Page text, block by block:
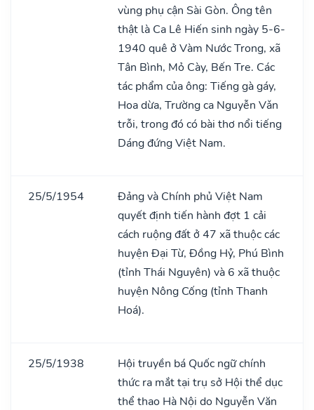
vùng phụ cận Sài Gòn. Ông tên
thật là Ca Lê Hiến sinh ngày 5-6-
1940 quê ở Vàm Nước Trong, xã
Tân Bình, Mỏ Cày, Bến Tre. Các
tác phẩm của ông: Tiếng gà gáy,
Hoa dừa, Trường ca Nguyễn Vǎn
trỗi, trong đó có bài thơ nổi tiếng
Dáng đứng Việt Nam.
25/5/1954
Đảng và Chính phủ Việt Nam
quyết định tiến hành đợt 1 cải
cách ruộng đất ở 47 xã thuộc các
huyện Đại Từ, Đồng Hỷ, Phú Bình
(tỉnh Thái Nguyên) và 6 xã thuộc
huyện Nông Cống (tỉnh Thanh
Hoá).
25/5/1938
Hội truyền bá Quốc ngữ chính
thức ra mắt tại trụ sở Hội thể dục
thể thao Hà Nội do Nguyễn Văn